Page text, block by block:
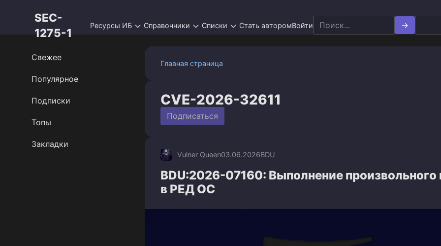
SEC-
1275-1
Ресурсы ИБ Справочники Списки Стать авторомВойти
Search
for:
Главная страница
CVE-2026-32611
Подписаться
Vulner Queen03.06.2026BDU
BDU:2026-07160: Выполнение произвольного
в РЕД ОС
Свежее
Популярное
Подписки
Топы
Закладки